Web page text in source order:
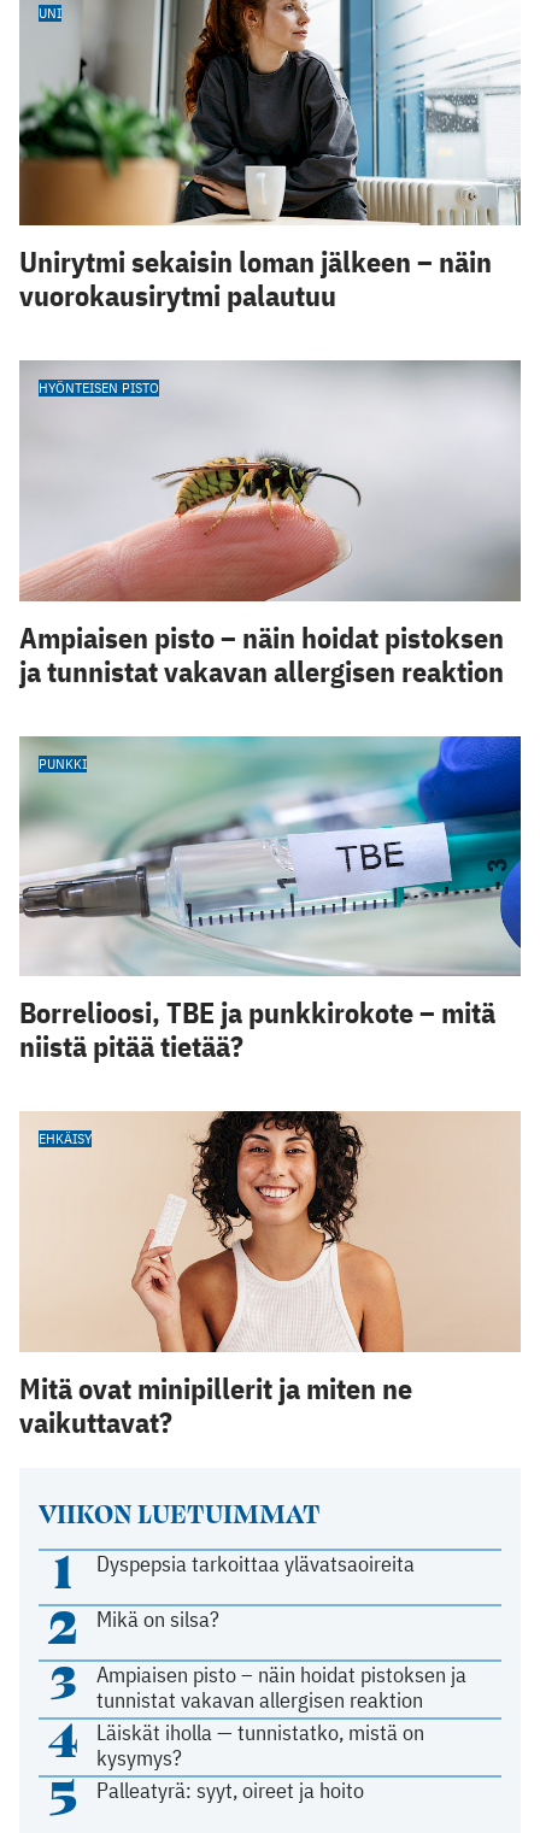
VIIKON LUETUIMMAT
1 Dyspepsia tarkoittaa ylävatsaoireita
2 Mikä on silsa?
3
Ampiaisen pisto – näin hoidat pistoksen ja
tunnistat vakavan allergisen reaktion
4
Läiskät iholla — tunnistatko, mistä on
kysymys?
5 Palleatyrä: syyt, oireet ja hoito
UNI
Unirytmi sekaisin loman jälkeen – näin
vuorokausirytmi palautuu
HYÖNTEISEN PISTO
Ampiaisen pisto – näin hoidat pistoksen
ja tunnistat vakavan allergisen reaktion
PUNKKI
Borrelioosi, TBE ja punkkirokote – mitä
niistä pitää tietää?
EHKÄISY
Mitä ovat minipillerit ja miten ne
vaikuttavat?